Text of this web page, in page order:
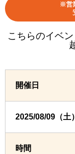
※営
こちらのイベ
開催日
2025/08/09（土）
時間